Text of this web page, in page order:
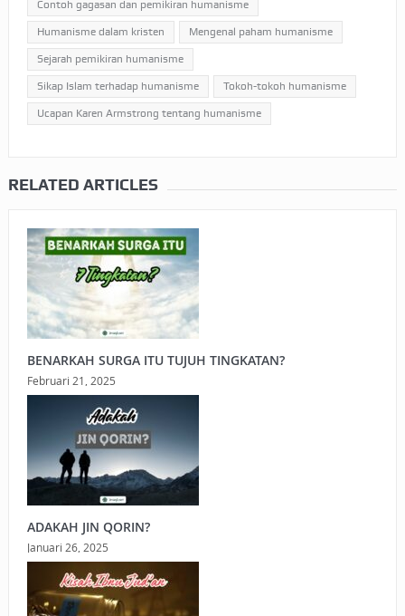
Contoh gagasan dan pemikiran humanisme
Humanisme dalam kristen Mengenal paham humanisme
Sejarah pemikiran humanisme
Sikap Islam terhadap humanisme Tokoh-tokoh humanisme
Ucapan Karen Armstrong tentang humanisme
RELATED ARTICLES
BENARKAH SURGA ITU TUJUH TINGKATAN?
Februari 21, 2025
ADAKAH JIN QORIN?
Januari 26, 2025